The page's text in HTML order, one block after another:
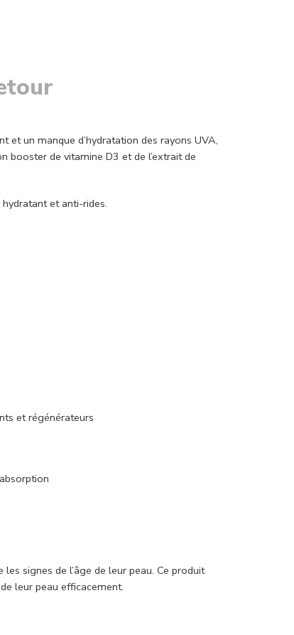
et un manque d’hydratation des rayons UVA,
booster de vitamine D3 et de l’extrait de
et anti-rides.
et régénérateurs
signes de l’âge de leur peau. Ce produit
leur peau efficacement.